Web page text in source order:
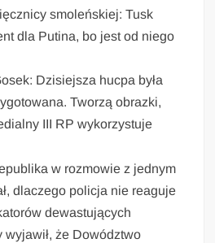
smoleńskiej: Tusk
dla Putina, bo jest od niego
Dzisiejsza hucpa była
Tworzą obrazki,
III RP wykorzystuje
w rozmowie z jednym
dlaczego policja nie reaguje
dewastujących
wyjawił, że Dowództwo